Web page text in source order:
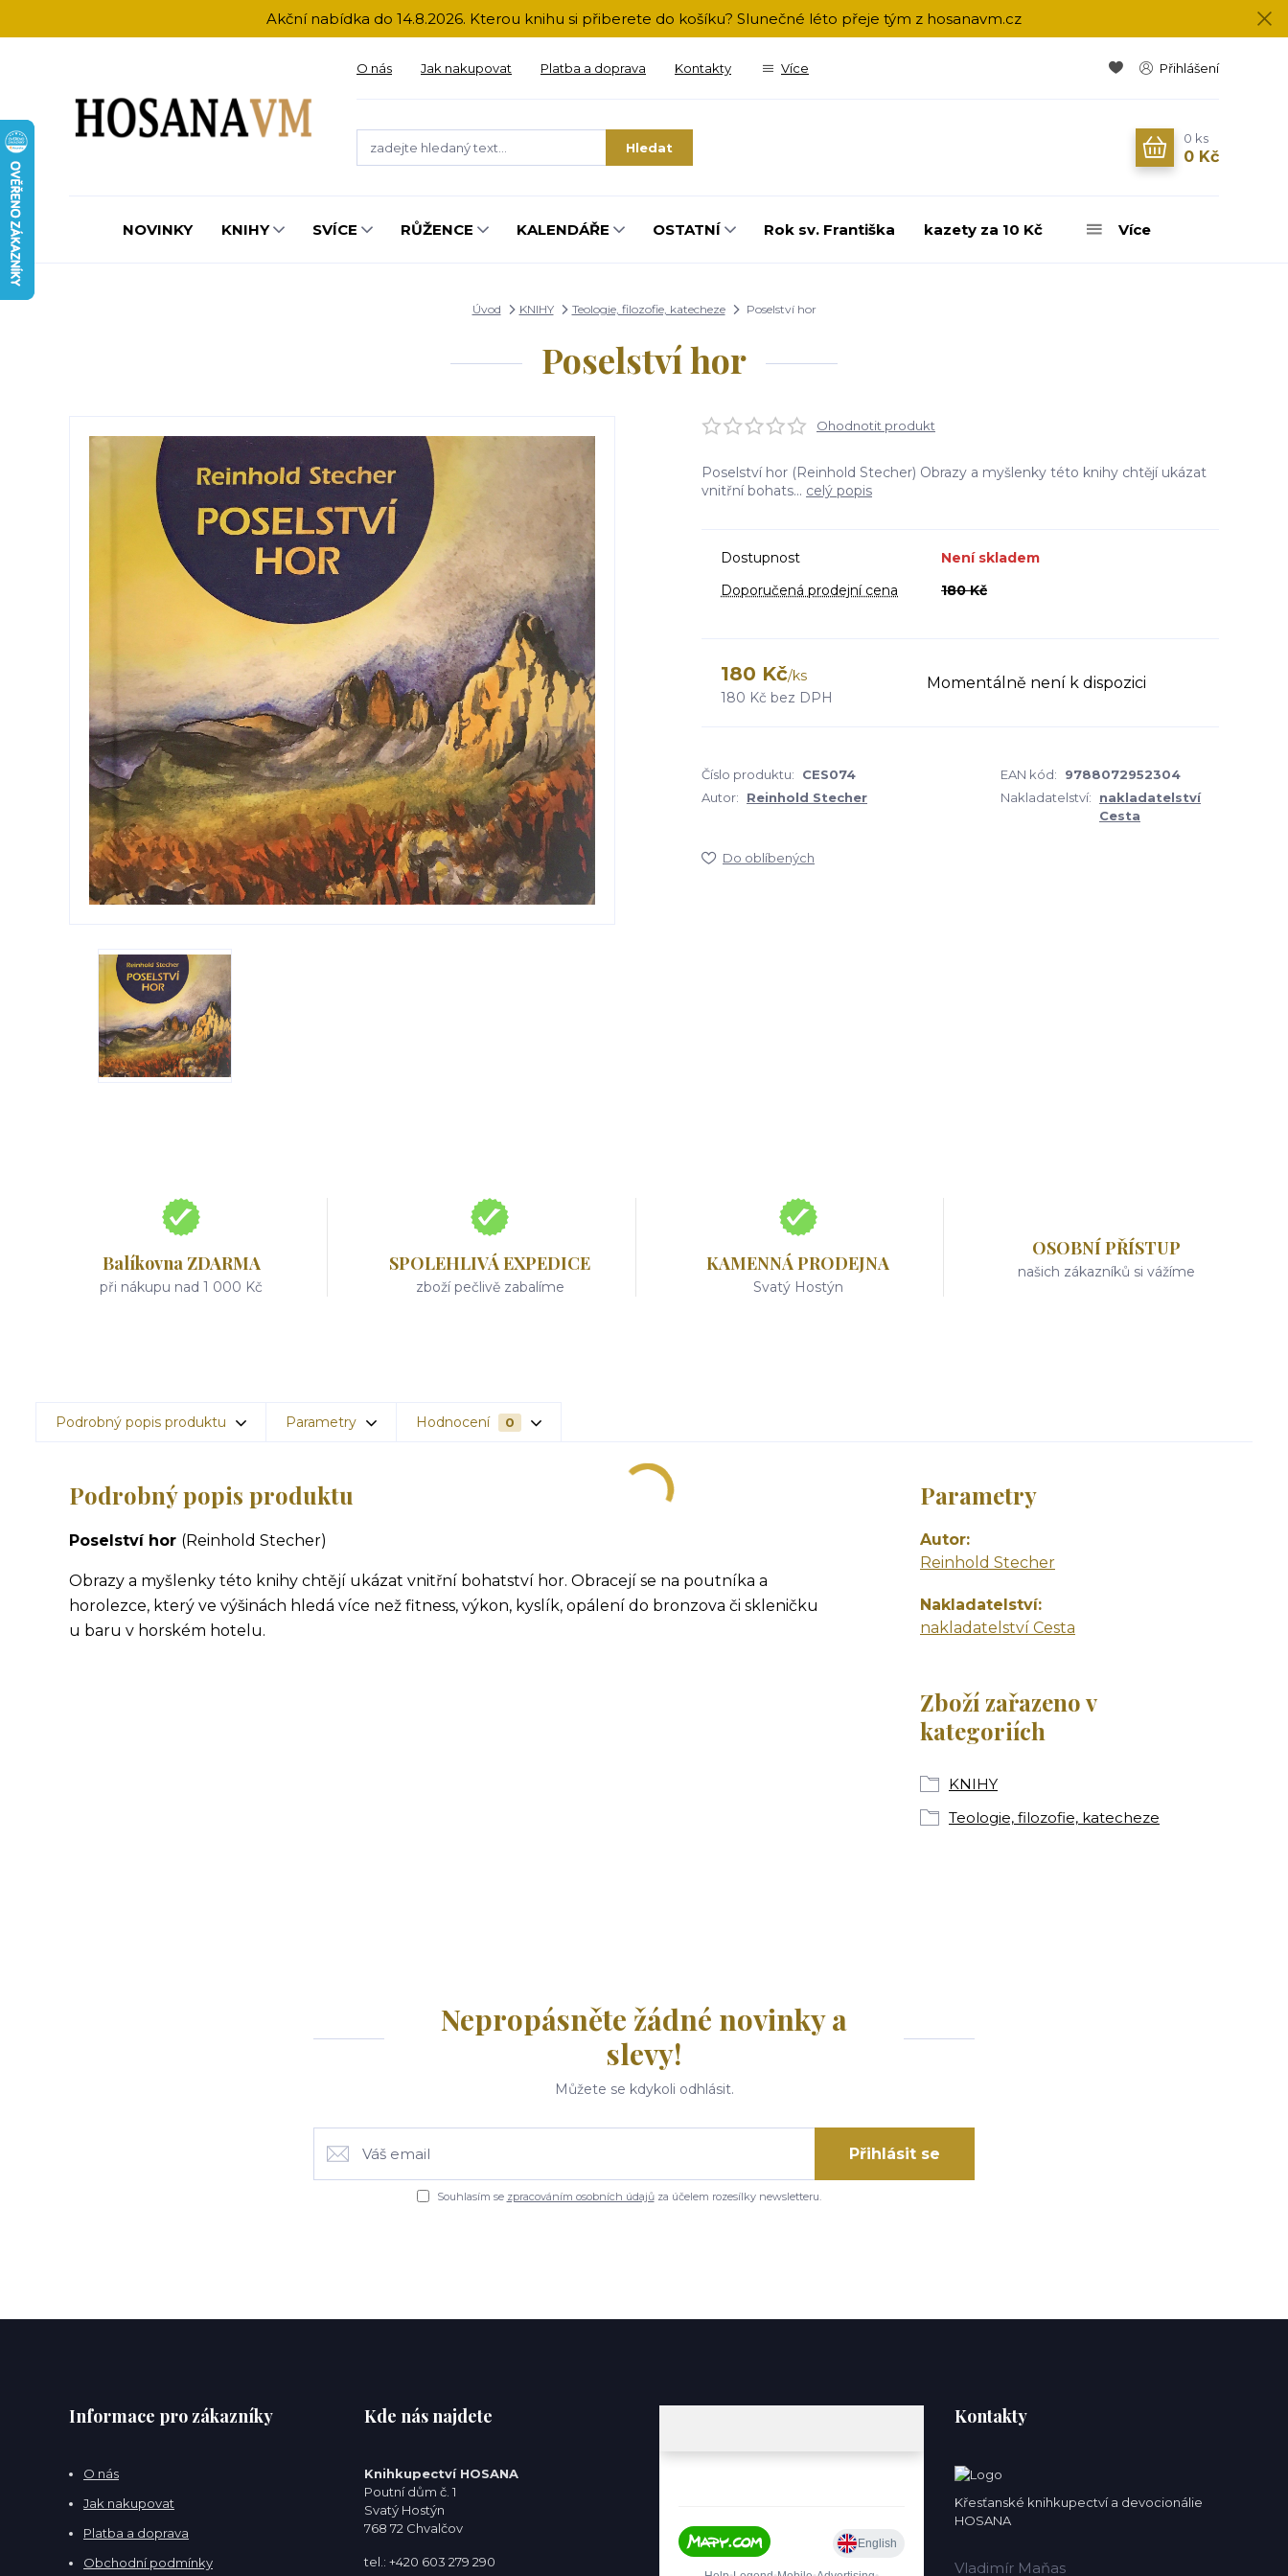
Akční nabídka do 14.8.2026. Kterou knihu si přiberete do košíku? Slunečné léto přeje tým z hosanavm.cz
O nás Jak nakupovat Platba a doprava Kontakty Více Přihlášení
Hledat
0 ks
0 Kč
NOVINKY KNIHY SVÍCE RŮŽENCE KALENDÁŘE OSTATNÍ Rok sv. Františka kazety za 10 Kč Více
Úvod KNIHY Teologie, filozofie, katecheze Poselství hor
Poselství hor
Ohodnotit produkt
Poselství hor (Reinhold Stecher) Obrazy a myšlenky této knihy chtějí ukázat
vnitřní bohats... celý popis
Dostupnost
Není skladem
Doporučená prodejní cena
180 Kč
180 Kč/ks
180 Kč bez DPH
Momentálně není k dispozici
Číslo produktu: CES074 EAN kód:
9788072952304
Autor:
Reinhold Stecher Nakladatelství:
nakladatelství
Cesta
Do oblíbených
Balíkovna ZDARMA
při nákupu nad 1 000 Kč
SPOLEHLIVÁ EXPEDICE
zboží pečlivě zabalíme
KAMENNÁ PRODEJNA
Svatý Hostýn
OSOBNÍ PŘÍSTUP
našich zákazníků si vážíme
Podrobný popis produktu Parametry Hodnocení 0
Podrobný popis produktu
Poselství hor (Reinhold Stecher)
Obrazy a myšlenky této knihy chtějí ukázat vnitřní bohatství hor. Obracejí se na poutníka a
horolezce, který ve výšinách hledá více než fitness, výkon, kyslík, opálení do bronzova či skleničku
u baru v horském hotelu.
Parametry
Autor
Reinhold Stecher
Nakladatelství
nakladatelství Cesta
Zboží zařazeno v
kategoriích
KNIHY
Teologie, filozofie, katecheze
Nepropásněte žádné novinky a
slevy!
Můžete se kdykoli odhlásit.
Přihlásit se
Souhlasím se zpracováním osobních údajůza účelem rozesílky newsletteru.
Informace pro zákazníky
O nás
Jak nakupovat
Platba a doprava
Obchodní podmínky
Kde nás najdete
Knihkupectví HOSANA
Poutní dům č. 1
Svatý Hostýn
768 72 Chvalčov
tel.: +420 603 279 290
Kontakty
Křesťanské knihkupectví a devocionálie
HOSANA
Vladimír Maňas